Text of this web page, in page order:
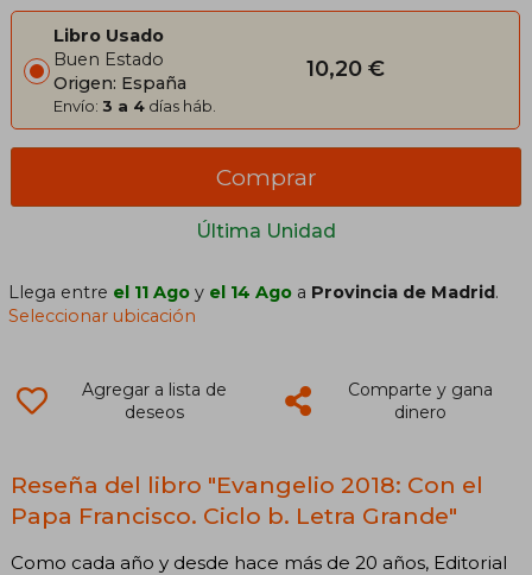
Libro Usado
Buen Estado
Origen: España
Envío: 3 a 4 días háb.
10,20 €
Última Unidad
Comprar
Llega entre el 11 Ago y el 14 Ago a Provincia de Madrid.
Seleccionar ubicación
Agregar a lista de
deseos
Comparte y gana
dinero
Reseña del libro "Evangelio 2018: Con el
Papa Francisco. Ciclo b. Letra Grande"
Como cada año y desde hace más de 20 años, Editorial